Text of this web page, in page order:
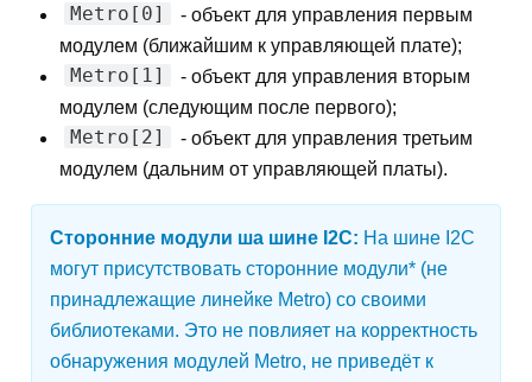
Metro[0]
- объект для управления первым
модулем (ближайшим к управляющей плате);
Metro[1]
- объект для управления вторым
модулем (следующим после первого);
Metro[2]
- объект для управления третьим
модулем (дальним от управляющей платы).
Сторонние модули ша шине I2C: На шине I2C
могут присутствовать сторонние модули* (не
принадлежащие линейке Metro) со своими
библиотеками. Это не повлияет на корректность
обнаружения модулей Metro, не приведёт к